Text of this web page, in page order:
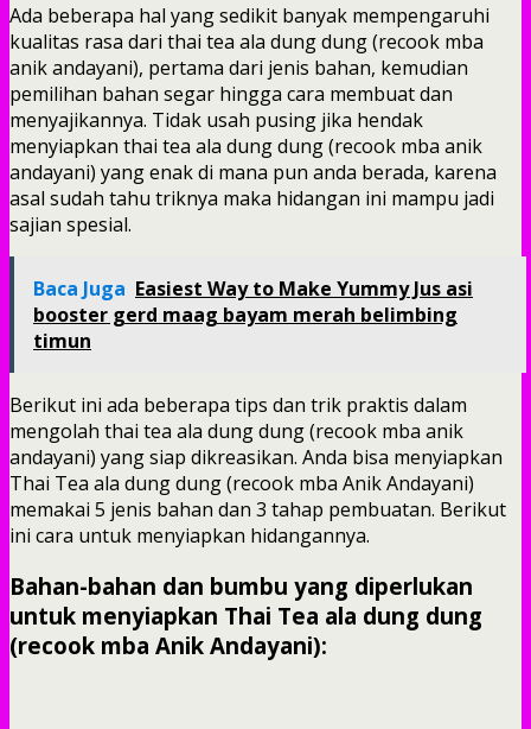
Ada beberapa hal yang sedikit banyak mempengaruhi
kualitas rasa dari thai tea ala dung dung (recook mba
anik andayani), pertama dari jenis bahan, kemudian
pemilihan bahan segar hingga cara membuat dan
menyajikannya. Tidak usah pusing jika hendak
menyiapkan thai tea ala dung dung (recook mba anik
andayani) yang enak di mana pun anda berada, karena
asal sudah tahu triknya maka hidangan ini mampu jadi
sajian spesial.
Baca Juga Easiest Way to Make Yummy Jus asi
booster gerd maag bayam merah belimbing
timun
Berikut ini ada beberapa tips dan trik praktis dalam
mengolah thai tea ala dung dung (recook mba anik
andayani) yang siap dikreasikan. Anda bisa menyiapkan
Thai Tea ala dung dung (recook mba Anik Andayani)
memakai 5 jenis bahan dan 3 tahap pembuatan. Berikut
ini cara untuk menyiapkan hidangannya.
Bahan-bahan dan bumbu yang diperlukan
untuk menyiapkan Thai Tea ala dung dung
(recook mba Anik Andayani):